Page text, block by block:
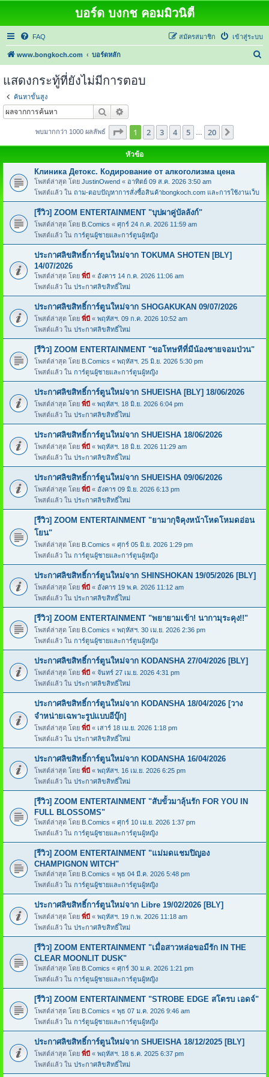
บอร์ด บงกช คอมมิวนิตี้
FAQ เข้าสู่ระบบ
สมัครสมาชิก
www.bongkoch.com บอร์ดหลัก
แสดงกระทู้ที่ยังไม่มีการตอบ
ค้นหาขั้นสูง
ค้นหา
พบมากกว่า 1000 ผลลัพธ์ หน้า จากทั้งหมด 20
1 2 3 4 5 20
หัวข้อ
Клиника Детокс. Кодирование от алкоголизма цена
โพสต์ล่าสุด โดย JustinOwend « อาทิตย์ 09 ส.ค. 2026 3:50 am
โพสต์แล้ว ใน ถาม-ตอบปัญหาการสั่งซื้อสินค้าbongkoch.com และการใช้งานเว็บ
[รีวิว] ZOOM ENTERTAINMENT "บุปผาคู่บัลลังก์"
โพสต์ล่าสุด โดย B.Comics « ศุกร์ 24 ก.ค. 2026 11:59 am
โพสต์แล้ว ใน การ์ตูนผู้ชายและการ์ตูนผู้หญิง
ประกาศลิขสิทธิ์การ์ตูนใหม่จาก TOKUMA SHOTEN [BLY]
14/07/2026
โพสต์ล่าสุด โดย พี่บี « อังคาร 14 ก.ค. 2026 11:06 am
โพสต์แล้ว ใน ประกาศลิขสิทธิ์ใหม่
ประกาศลิขสิทธิ์การ์ตูนใหม่จาก SHOGAKUKAN 09/07/2026
โพสต์ล่าสุด โดย พี่บี « พฤหัสฯ. 09 ก.ค. 2026 10:52 am
โพสต์แล้ว ใน ประกาศลิขสิทธิ์ใหม่
[รีวิว] ZOOM ENTERTAINMENT "ขอโทษทีที่มีน้องชายจอมป่วน"
โพสต์ล่าสุด โดย B.Comics « พฤหัสฯ. 25 มิ.ย. 2026 5:30 pm
โพสต์แล้ว ใน การ์ตูนผู้ชายและการ์ตูนผู้หญิง
ประกาศลิขสิทธิ์การ์ตูนใหม่จาก SHUEISHA [BLY] 18/06/2026
โพสต์ล่าสุด โดย พี่บี « พฤหัสฯ. 18 มิ.ย. 2026 6:04 pm
โพสต์แล้ว ใน ประกาศลิขสิทธิ์ใหม่
ประกาศลิขสิทธิ์การ์ตูนใหม่จาก SHUEISHA 18/06/2026
โพสต์ล่าสุด โดย พี่บี « พฤหัสฯ. 18 มิ.ย. 2026 11:29 am
โพสต์แล้ว ใน ประกาศลิขสิทธิ์ใหม่
ประกาศลิขสิทธิ์การ์ตูนใหม่จาก SHUEISHA 09/06/2026
โพสต์ล่าสุด โดย พี่บี « อังคาร 09 มิ.ย. 2026 6:13 pm
โพสต์แล้ว ใน ประกาศลิขสิทธิ์ใหม่
[รีวิว] ZOOM ENTERTAINMENT "ยามากุจิคุงหน้าโหดโหมดอ่อน
โยน"
โพสต์ล่าสุด โดย B.Comics « ศุกร์ 05 มิ.ย. 2026 1:29 pm
โพสต์แล้ว ใน การ์ตูนผู้ชายและการ์ตูนผู้หญิง
ประกาศลิขสิทธิ์การ์ตูนใหม่จาก SHINSHOKAN 19/05/2026 [BLY]
โพสต์ล่าสุด โดย พี่บี « อังคาร 19 พ.ค. 2026 11:12 am
โพสต์แล้ว ใน ประกาศลิขสิทธิ์ใหม่
[รีวิว] ZOOM ENTERTAINMENT "พยายามเข้า! นากามุระคุง!!"
โพสต์ล่าสุด โดย B.Comics « พฤหัสฯ. 30 เม.ย. 2026 2:36 pm
โพสต์แล้ว ใน การ์ตูนผู้ชายและการ์ตูนผู้หญิง
ประกาศลิขสิทธิ์การ์ตูนใหม่จาก KODANSHA 27/04/2026 [BLY]
โพสต์ล่าสุด โดย พี่บี « จันทร์ 27 เม.ย. 2026 4:31 pm
โพสต์แล้ว ใน ประกาศลิขสิทธิ์ใหม่
ประกาศลิขสิทธิ์การ์ตูนใหม่จาก KODANSHA 18/04/2026 [วาง
จำหน่ายเฉพาะรูปแบบอีบุ๊ก]
โพสต์ล่าสุด โดย พี่บี « เสาร์ 18 เม.ย. 2026 1:18 pm
โพสต์แล้ว ใน ประกาศลิขสิทธิ์ใหม่
ประกาศลิขสิทธิ์การ์ตูนใหม่จาก KODANSHA 16/04/2026
โพสต์ล่าสุด โดย พี่บี « พฤหัสฯ. 16 เม.ย. 2026 6:25 pm
โพสต์แล้ว ใน ประกาศลิขสิทธิ์ใหม่
[รีวิว] ZOOM ENTERTAINMENT "สับขั้วมาลุ้นรัก FOR YOU IN
FULL BLOSSOMS"
โพสต์ล่าสุด โดย B.Comics « ศุกร์ 10 เม.ย. 2026 1:37 pm
โพสต์แล้ว ใน การ์ตูนผู้ชายและการ์ตูนผู้หญิง
[รีวิว] ZOOM ENTERTAINMENT "แม่มดแชมปิญอง
CHAMPIGNON WITCH"
โพสต์ล่าสุด โดย B.Comics « พุธ 04 มี.ค. 2026 5:48 pm
โพสต์แล้ว ใน การ์ตูนผู้ชายและการ์ตูนผู้หญิง
ประกาศลิขสิทธิ์การ์ตูนใหม่จาก Libre 19/02/2026 [BLY]
โพสต์ล่าสุด โดย พี่บี « พฤหัสฯ. 19 ก.พ. 2026 11:18 am
โพสต์แล้ว ใน ประกาศลิขสิทธิ์ใหม่
[รีวิว] ZOOM ENTERTAINMENT "เมื่อสาวหล่อขอมีรัก IN THE
CLEAR MOONLIT DUSK"
โพสต์ล่าสุด โดย B.Comics « ศุกร์ 30 ม.ค. 2026 1:21 pm
โพสต์แล้ว ใน การ์ตูนผู้ชายและการ์ตูนผู้หญิง
[รีวิว] ZOOM ENTERTAINMENT "STROBE EDGE สโตรบ เอดจ์"
โพสต์ล่าสุด โดย B.Comics « พุธ 07 ม.ค. 2026 9:46 am
โพสต์แล้ว ใน การ์ตูนผู้ชายและการ์ตูนผู้หญิง
ประกาศลิขสิทธิ์การ์ตูนใหม่จาก SHUEISHA 18/12/2025 [BLY]
โพสต์ล่าสุด โดย พี่บี « พฤหัสฯ. 18 ธ.ค. 2025 6:37 pm
โพสต์แล้ว ใน ประกาศลิขสิทธิ์ใหม่